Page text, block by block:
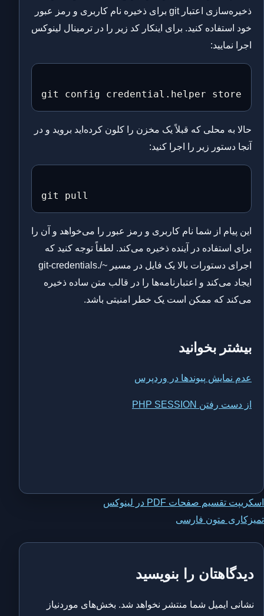
ذخیره‌سازی اعتبار git برای ذخیره نام کاربری و رمز عبور
خود استفاده کنید. برای اینکار کد زیر را در ترمینال لینوکس
اجرا نمایید:
حالا به محلی که قبلاً یک مخزن را کلون کرده‌اید بروید و در
آنجا دستور زیر را اجرا کنید:
این پیام از شما نام کاربری و رمز عبور را می‌خواهد و آن را
برای استفاده در آینده ذخیره می‌کند. لطفاً توجه کنید که
اجرای دستورات بالا یک فایل در مسیر ~/.git-credentials
ایجاد می‌کند و اعتبارنامه‌ها را در قالب متن ساده ذخیره
می‌کند که ممکن است یک خطر امنیتی باشد.
بیشتر بخوانید
عدم نمایش پیوندها در وردپرس
از دست رفتن PHP SESSION
راهبری
نوشته
اسکریپت تقسیم صفحات PDF در لینوکس
تمیزکاری متون فارسی
دیدگاهتان را بنویسید
نشانی ایمیل شما منتشر نخواهد شد. بخش‌های موردنیاز